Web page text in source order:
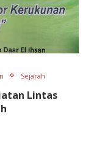
Sejarah
Lintas